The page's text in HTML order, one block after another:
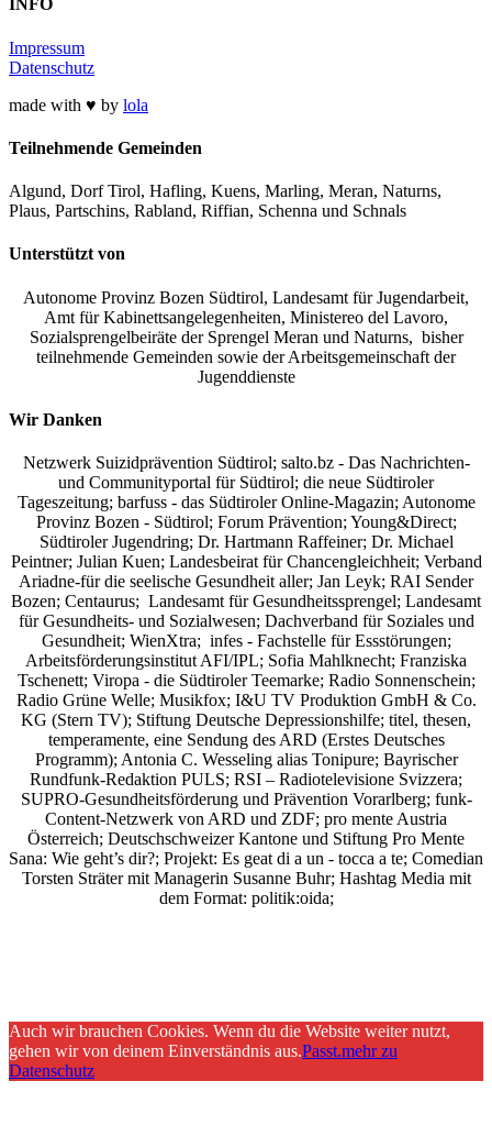
INFO
Impressum
Datenschutz
made with ♥ by lola
Teilnehmende Gemeinden
Algund, Dorf Tirol, Hafling, Kuens, Marling, Meran, Naturns,
Plaus, Partschins, Rabland, Riffian, Schenna und Schnals
Unterstützt von
Autonome Provinz Bozen Südtirol, Landesamt für Jugendarbeit,
Amt für Kabinettsangelegenheiten, Ministereo del Lavoro,
Sozialsprengelbeiräte der Sprengel Meran und Naturns, bisher
teilnehmende Gemeinden sowie der Arbeitsgemeinschaft der
Jugenddienste
Wir Danken
Netzwerk Suizidprävention Südtirol; salto.bz - Das Nachrichten-
und Communityportal für Südtirol; die neue Südtiroler
Tageszeitung; barfuss - das Südtiroler Online-Magazin; Autonome
Provinz Bozen - Südtirol; Forum Prävention; Young&Direct;
Südtiroler Jugendring; Dr. Hartmann Raffeiner; Dr. Michael
Peintner; Julian Kuen; Landesbeirat für Chancengleichheit; Verband
Ariadne-für die seelische Gesundheit aller; Jan Leyk; RAI Sender
Bozen; Centaurus; Landesamt für Gesundheitssprengel; Landesamt
für Gesundheits- und Sozialwesen; Dachverband für Soziales und
Gesundheit; WienXtra; infes - Fachstelle für Essstörungen;
Arbeitsförderungsinstitut AFI/IPL; Sofia Mahlknecht; Franziska
Tschenett; Viropa - die Südtiroler Teemarke; Radio Sonnenschein;
Radio Grüne Welle; Musikfox; I&U TV Produktion GmbH & Co.
KG (Stern TV); Stiftung Deutsche Depressionshilfe; titel, thesen,
temperamente, eine Sendung des ARD (Erstes Deutsches
Programm); Antonia C. Wesseling alias Tonipure; Bayrischer
Rundfunk-Redaktion PULS; RSI – Radiotelevisione Svizzera;
SUPRO-Gesundheitsförderung und Prävention Vorarlberg; funk-
Content-Netzwerk von ARD und ZDF; pro mente Austria
Österreich; Deutschschweizer Kantone und Stiftung Pro Mente
Sana: Wie geht’s dir?; Projekt: Es geat di a un - tocca a te; Comedian
Torsten Sträter mit Managerin Susanne Buhr; Hashtag Media mit
dem Format: politik:oida;
Auch wir brauchen Cookies. Wenn du die Website weiter nutzt,
gehen wir von deinem Einverständnis aus.Passt.mehr zu
Datenschutz